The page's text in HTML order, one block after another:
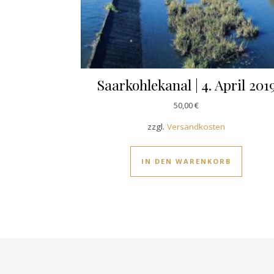
Saarkohlekanal | 4. April
50,00€
zzgl.Versandkosten
IN DEN WARENKORB